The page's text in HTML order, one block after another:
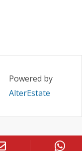
Powered by
AlterEstate